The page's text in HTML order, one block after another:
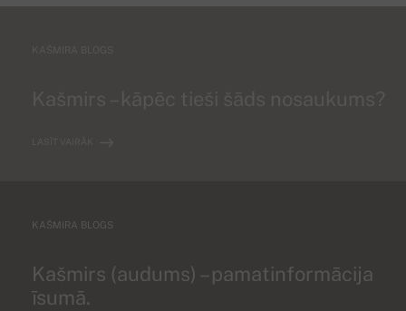
KAŠMIRA BLOGS
Kašmirs (audums) – pamatinformācija
īsumā.